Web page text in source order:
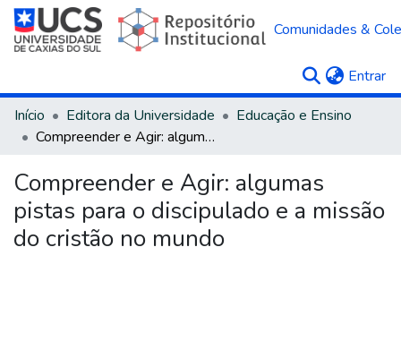
Comunidades &
Entrar
Início Editora da Universidade
Educação e Ensino
Compreender e Agir: algumas pistas para o discipulado e a missão do cristão no mundo
Compreender e Agir: algumas
pistas para o discipulado e a missão
do cristão no mundo